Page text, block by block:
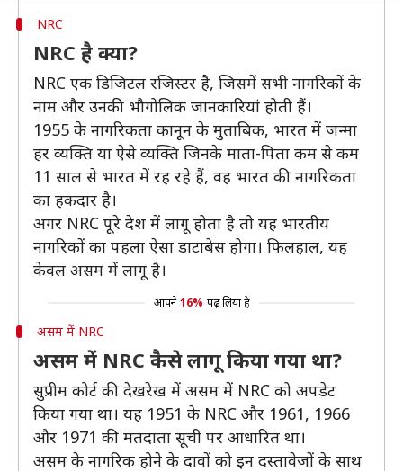
NRC
NRC है क्या?
NRC एक डिजिटल रजिस्टर है, जिसमें सभी नागरिकों के
नाम और उनकी भौगोलिक जानकारियां होती हैं।
1955 के नागरिकता कानून के मुताबिक, भारत में जन्मा
हर व्यक्ति या ऐसे व्यक्ति जिनके माता-पिता कम से कम
11 साल से भारत में रह रहे हैं, वह भारत की नागरिकता
का हकदार है।
अगर NRC पूरे देश में लागू होता है तो यह भारतीय
नागरिकों का पहला ऐसा डाटाबेस होगा। फिलहाल, यह
केवल असम में लागू है।
आपने 16% पढ़ लिया है
असम में NRC
असम में NRC कैसे लागू किया गया था?
सुप्रीम कोर्ट की देखरेख में असम में NRC को अपडेट
किया गया था। यह 1951 के NRC और 1961, 1966
और 1971 की मतदाता सूची पर आधारित था।
असम के नागरिक होने के दावों को इन दस्तावेजों के साथ